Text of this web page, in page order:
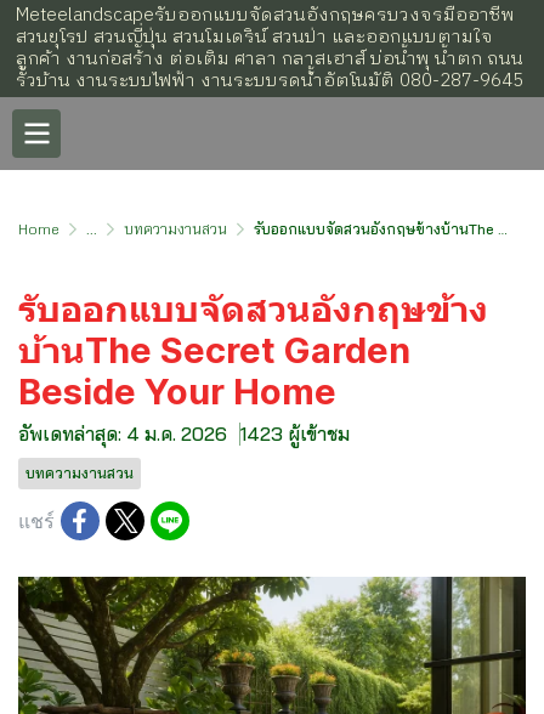
Meteelandscapeรับออกแบบจัดสวนอังกฤษครบวงจรมืออาชีพ
สวนยุโรป สวนญี่ปุ่น สวนโมเดริน์ สวนป่า และออกแบบตามใจ
ลูกค้า งานก่อสร้าง ต่อเติม ศาลา กลาสเฮาส์ บ่อน้ำพุ น้ำตก ถนน
รั้วบ้าน งานระบบไฟฟ้า งานระบบรดน้้ำอัตโนมัติ 080-287-9645
Home ... บทความงานสวน รับออกแบบจัดสวนอังกฤษข้างบ้านThe Secret Garden Beside Your Home
รับออกแบบจัดสวนอังกฤษข้าง
บ้านThe Secret Garden
Beside Your Home
อัพเดทล่าสุด: 4 ม.ค. 2026 1423 ผู้เข้าชม
บทความงานสวน
แชร์